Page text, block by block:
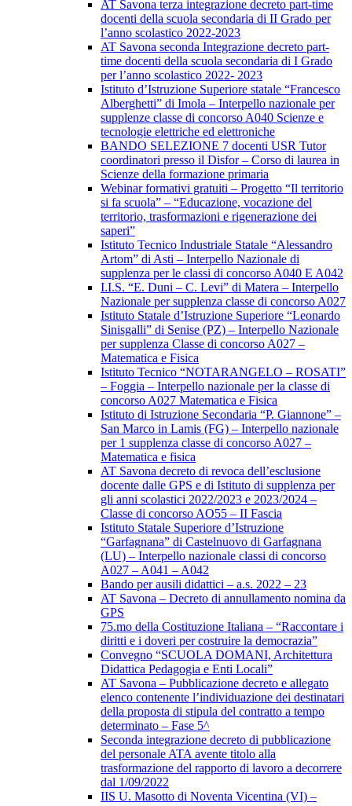
AT Savona terza integrazione decreto part-time
docenti della scuola secondaria di II Grado per
l’anno scolastico 2022-2023
AT Savona seconda Integrazione decreto part-
time docenti della scuola secondaria di I Grado
per l’anno scolastico 2022- 2023
Istituto d’Istruzione Superiore statale “Francesco
Alberghetti” di Imola – Interpello nazionale per
supplenze classe di concorso A040 Scienze e
tecnologie elettriche ed elettroniche
BANDO SELEZIONE 7 docenti USR Tutor
coordinatori presso il Disfor – Corso di laurea in
Scienze della formazione primaria
Webinar formativi gratuiti – Progetto “Il territorio
si fa scuola” – “Educazione, vocazione del
territorio, trasformazioni e rigenerazione dei
saperi”
Istituto Tecnico Industriale Statale “Alessandro
Artom” di Asti – Interpello Nazionale di
supplenza per le classi di concorso A040 E A042
I.I.S. “E. Duni – C. Levi” di Matera – Interpello
Nazionale per supplenza classe di concorso A027
Istituto Statale d’Istruzione Superiore “Leonardo
Sinisgalli” di Senise (PZ) – Interpello Nazionale
per supplenza Classe di concorso A027 –
Matematica e Fisica
Istituto Tecnico “NOTARANGELO – ROSATI”
– Foggia – Interpello nazionale per la classe di
concorso A027 Matematica e Fisica
Istituto di Istruzione Secondaria “P. Giannone” –
San Marco in Lamis (FG) – Interpello nazionale
per 1 supplenza classe di concorso A027 –
Matematica e fisica
AT Savona decreto di revoca dell’esclusione
docente dalle GPS e di Istituto di supplenza per
gli anni scolastici 2022/2023 e 2023/2024 –
Classe di concorso AO55 – II Fascia
Istituto Statale Superiore d’Istruzione
“Garfagnana” di Castelnuovo di Garfagnana
(LU) – Interpello nazionale classi di concorso
A027 – A041 – A042
Bando per ausili didattici – a.s. 2022 – 23
AT Savona – Decreto di annullamento nomina da
GPS
75.mo della Costituzione Italiana – “Raccontare i
diritti e i doveri per costruire la democrazia”
Convegno “SCUOLA DOMANI, Architettura
Didattica Pedagogia e Enti Locali”
AT Savona – Pubblicazione decreto e allegato
elenco contenente l’individuazione dei destinatari
della proposta di stipula del contratto a tempo
determinato – Fase 5^
Seconda integrazione decreto di pubblicazione
del personale ATA avente titolo alla
trasformazione del rapporto di lavoro a decorrere
dal 1/09/2022
IIS U. Masotto di Noventa Vicentina (VI) –